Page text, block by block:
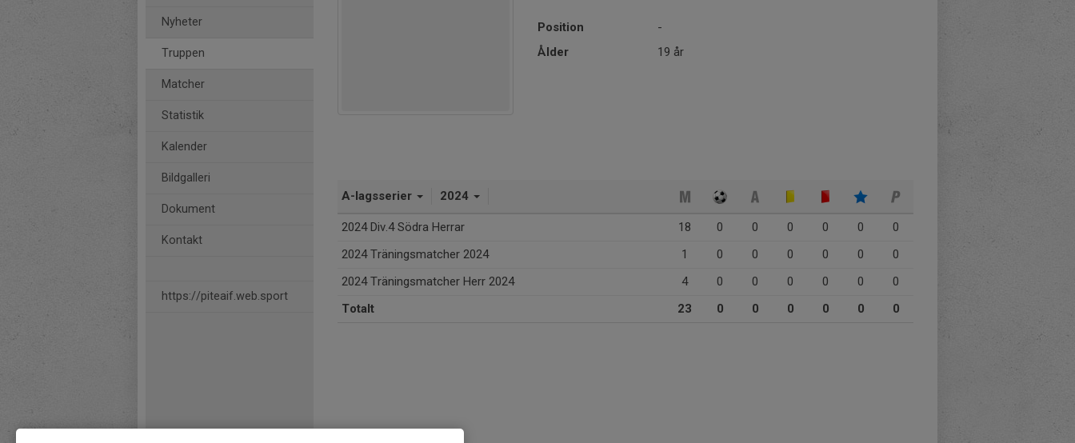
Nyheter
Truppen
Matcher
Statistik
Kalender
Bildgalleri
Dokument
Kontakt
https://piteaif.web.sport
Position
-
Ålder
19 år
A-lagsserier 2024
2024 Div.4 Södra Herrar 18 0 0 0 0 0
0
2024 Träningsmatcher 2024
1 0 0 0 0 0
0
2024 Träningsmatcher Herr 2024
4 0 0 0 0 0
0
Totalt
23 0 0 0 0 0 0